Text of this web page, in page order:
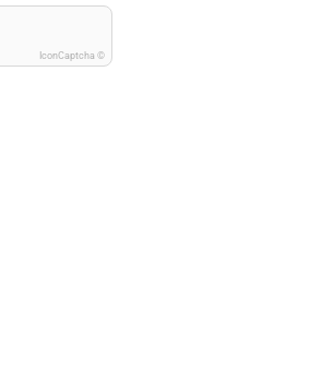
IconCaptcha ©